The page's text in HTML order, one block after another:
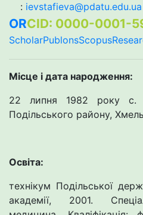
: ievstafieva@pdatu.edu.ua
ORCID: 0000-0001-
ScholarPublonsScopus
Місце і дата народження:
22 липня 1982 року с.
Подільського району,
Освіта:
технікум Подільської
академії, 2001.